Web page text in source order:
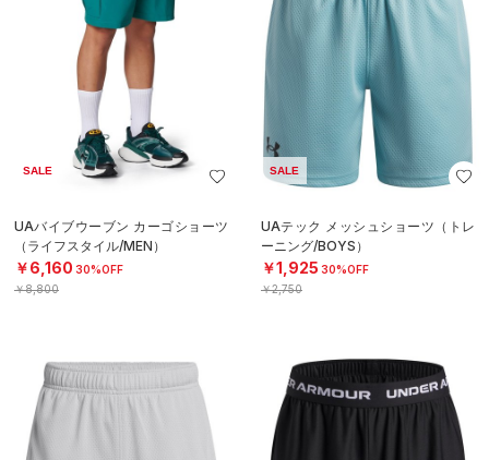
SALE
UAバイブウーブン カーゴショーツ
（ライフスタイル/MEN）
￥6,160 30%OFF
￥8,800
SALE
UAテック メッシュショーツ（トレ
ーニング/BOYS）
￥1,925 30%OFF
￥2,750